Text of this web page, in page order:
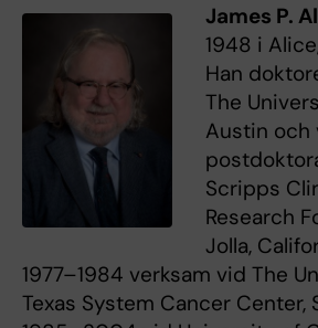
James P.
1948 i
Han
The
Austin och
Scripps
Research
Jolla,
1977–1984 verksam vid The
Texas System Cancer Center,